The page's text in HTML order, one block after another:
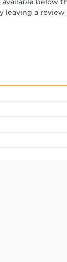
below
leaving a